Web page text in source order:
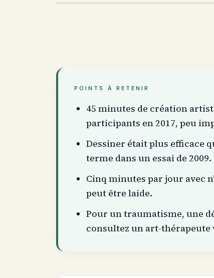
POINTS À RETENIR
45 minutes de création
participants en 2017, peu
Dessiner était plus efficace
terme dans un essai de 2009.
Cinq minutes par jour avec
peut être laide.
Pour un traumatisme, une
consultez un art-thérapeute